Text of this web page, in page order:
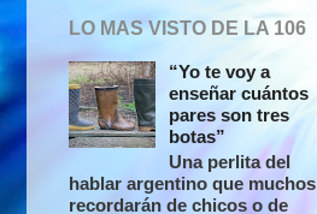
LO MAS VISTO DE LA 106
“Yo te voy a
enseñar cuántos
pares son tres
botas”
Una perlita del
hablar argentino que muchos
recordarán de chicos o de